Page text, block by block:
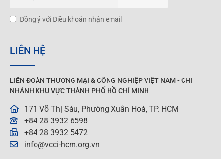
Đồng ý với Điều khoản nhận email
LIÊN HỆ
LIÊN ĐOÀN THƯƠNG MẠI &CÔNG NGHIỆPVIỆT NAM - CHI
NHÁNH KHU VỰC THÀNH PHỐ HỒ CHÍ MINH
171 Võ Thị Sáu, Phường Xuân Hoà, TP. HCM
+84 28 3932 6598
+84 28 3932 5472
info@vcci-hcm.org.vn